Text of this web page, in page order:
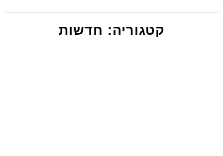
קטגוריה: חדשות